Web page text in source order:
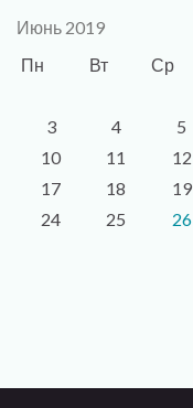
Июнь 2019
Пн
Вт Ср
3
4 5
10
11 12
17
18 19
24
25 26